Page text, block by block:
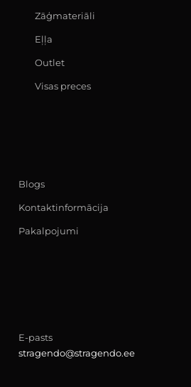
Zāģmateriāli
Eļļa
Outlet
Visas preces
Blogs
Kontaktinformācija
Pakalpojumi
E-pasts
stragendo@stragendo.ee